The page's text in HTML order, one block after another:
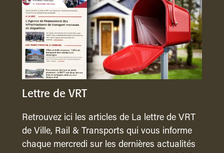
Lettre de VRT
Retrouvez ici les articles de La lettre de VRT
de Ville, Rail & Transports qui vous informe
chaque mercredi sur les dernières actualités